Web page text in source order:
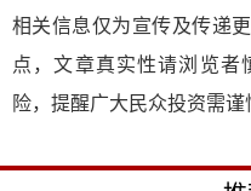
相关信息仅为宣传及传递
点，文章真实性请浏览者
险，提醒广大民众投资需谨